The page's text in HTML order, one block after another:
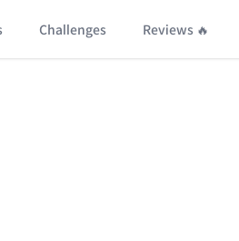
Challenges Reviews 🔥